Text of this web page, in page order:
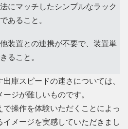
にマッチしたシンプルなラック
あること。
装置との連携が不要で、装置単
ること。
庫スピードの速さについては、
ジが難しいものです。
操作を体験いただくことによっ
メージを実感していただきまし